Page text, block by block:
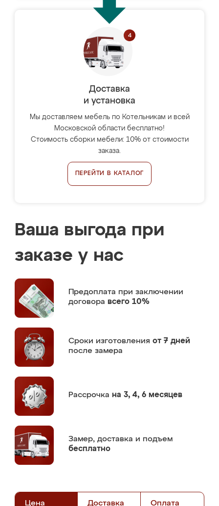
Доставка
и установка
Мы доставляем мебель по Котельникам и всей
Московской области бесплатно!
Стоимость сборки мебели: 10% от стоимости
заказа.
ПЕРЕЙТИ В КАТАЛОГ
Ваша выгода при
заказе у нас
Предоплата при заключении
договора всего 10%
Сроки изготовления от 7 дней
после замера
Рассрочка на 3, 4, 6 месяцев
Замер, доставка и подъем
бесплатно
Цена Доставка Оплата